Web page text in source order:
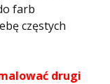
farb
częstych
drugi